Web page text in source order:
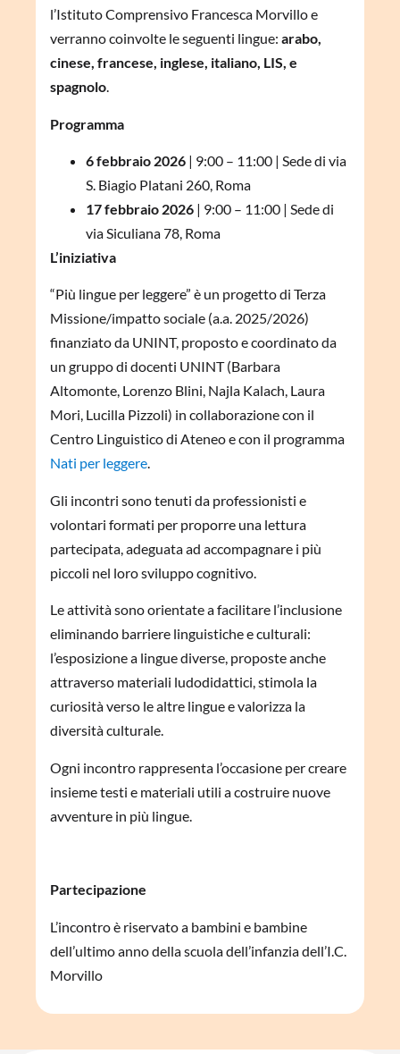
l’Istituto Comprensivo Francesca Morvillo e
verranno coinvolte le seguenti lingue: arabo,
cinese, francese, inglese, italiano, LIS, e
spagnolo.
Programma
6 febbraio 2026 | 9:00 – 11:00 | Sede di via
S. Biagio Platani 260, Roma
17 febbraio 2026 | 9:00 – 11:00 | Sede di
via Siculiana 78, Roma
L’iniziativa
“Più lingue per leggere” è un progetto di Terza
Missione/impatto sociale (a.a. 2025/2026)
finanziato da UNINT, proposto e coordinato da
un gruppo di docenti UNINT (Barbara
Altomonte, Lorenzo Blini, Najla Kalach, Laura
Mori, Lucilla Pizzoli) in collaborazione con il
Centro Linguistico di Ateneo e con il programma
Nati per leggere.
Gli incontri sono tenuti da professionisti e
volontari formati per proporre una lettura
partecipata, adeguata ad accompagnare i più
piccoli nel loro sviluppo cognitivo.
Le attività sono orientate a facilitare l’inclusione
eliminando barriere linguistiche e culturali:
l’esposizione a lingue diverse, proposte anche
attraverso materiali ludodidattici, stimola la
curiosità verso le altre lingue e valorizza la
diversità culturale.
Ogni incontro rappresenta l’occasione per creare
insieme testi e materiali utili a costruire nuove
avventure in più lingue.
Partecipazione
L’incontro è riservato a bambini e bambine
dell’ultimo anno della scuola dell’infanzia dell’I.C.
Morvillo